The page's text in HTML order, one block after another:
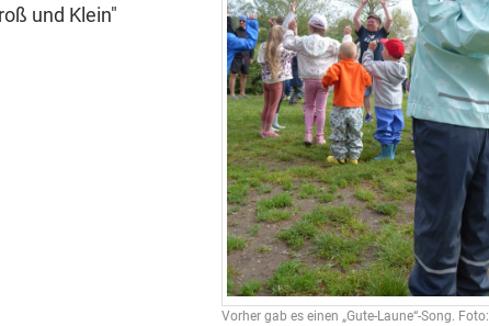
Vorher gab es einen „Gute-Laune“-Song. Foto:
und Klein"